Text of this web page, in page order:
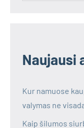
Naujausi
Kur namuose
valymas ne
Kaip šilumos